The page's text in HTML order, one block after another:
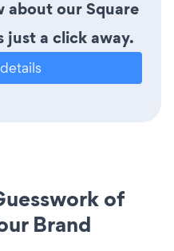
about our Square
just a click away.
of
Brand